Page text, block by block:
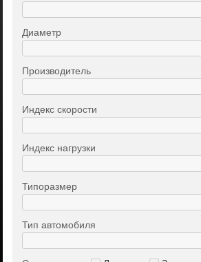
Диаметр
Производитель
Индекс скорости
Индекс нагрузки
Типоразмер
Тип автомобиля